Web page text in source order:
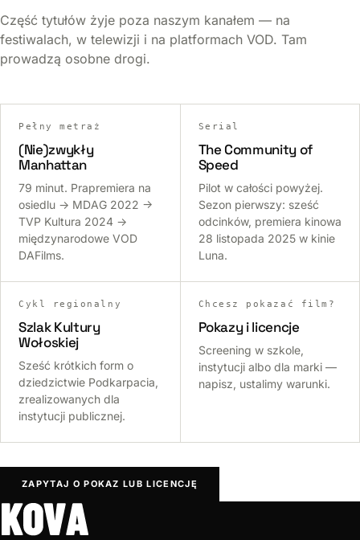
Część tytułów żyje poza naszym kanałem — na
festiwalach, w telewizji i na platformach VOD. Tam
prowadzą osobne drogi.
Pełny metraż
(Nie)zwykły
Manhattan
79 minut. Prapremiera na
osiedlu → MDAG 2022 →
TVP Kultura 2024 →
międzynarodowe VOD
DAFilms.
Serial
The Community of
Speed
Pilot w całości powyżej.
Sezon pierwszy: sześć
odcinków, premiera kinowa
28 listopada 2025 w kinie
Luna.
Cykl regionalny
Szlak Kultury
Wołoskiej
Sześć krótkich form o
dziedzictwie Podkarpacia,
zrealizowanych dla
instytucji publicznej.
Chcesz pokazać film?
Pokazy i licencje
Screening w szkole,
instytucji albo dla marki —
napisz, ustalimy warunki.
ZAPYTAJ O POKAZ LUB LICENCJĘ